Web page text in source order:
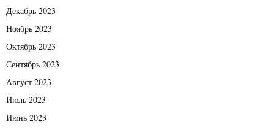
Декабрь 2023
Ноябрь 2023
Октябрь 2023
Сентябрь 2023
Август 2023
Июль 2023
Июнь 2023